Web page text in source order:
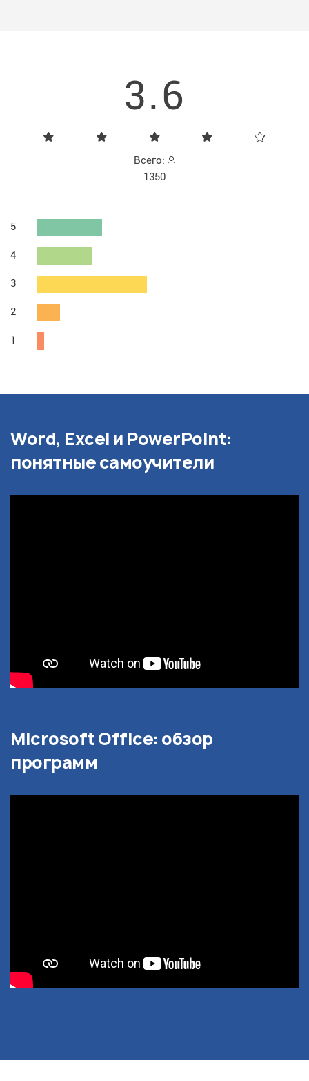
3.6
Всего:
1350
5
4
3
2
1
Word, Excel и PowerPoint:
понятные самоучители
Microsoft Office: обзор
программ